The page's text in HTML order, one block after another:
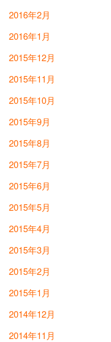
2016年2月
2016年1月
2015年12月
2015年11月
2015年10月
2015年9月
2015年8月
2015年7月
2015年6月
2015年5月
2015年4月
2015年3月
2015年2月
2015年1月
2014年12月
2014年11月